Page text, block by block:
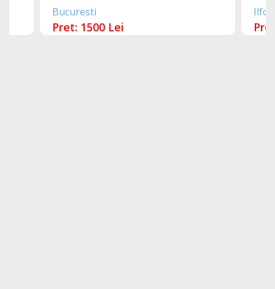
Bucuresti
Pret: 1500 Lei
Ilfov